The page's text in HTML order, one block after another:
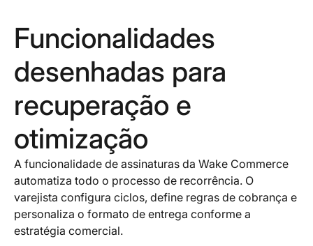
Funcionalidades
desenhadas para
recuperação e
otimização
A funcionalidade de assinaturas da Wake Commerce
automatiza todo o processo de recorrência. O
varejista configura ciclos, define regras de cobrança e
personaliza o formato de entrega conforme a
estratégia comercial.